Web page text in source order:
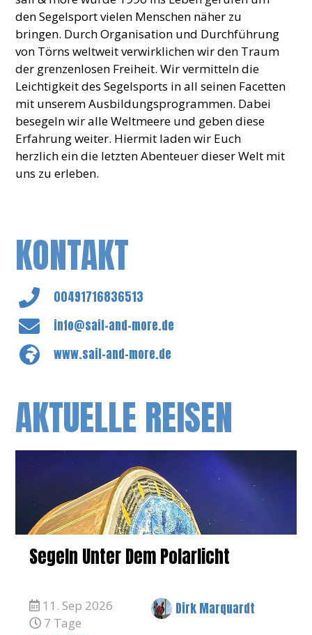
den Segelsport vielen Menschen näher zu
bringen. Durch Organisation und Durchführung
von Törns weltweit verwirklichen wir den Traum
der grenzenlosen Freiheit. Wir vermitteln die
Leichtigkeit des Segelsports in all seinen Facetten
mit unserem Ausbildungsprogrammen. Dabei
besegeln wir alle Weltmeere und geben diese
Erfahrung weiter. Hiermit laden wir Euch
herzlich ein die letzten Abenteuer dieser Welt mit
uns zu erleben.
KONTAKT
00491716836513
info@sail-and-more.de
www.sail-and-more.de
AKTUELLE REISEN
Segeln Unter Dem Polarlicht
11. Sep 2026
7 Tage
Dirk Marquardt